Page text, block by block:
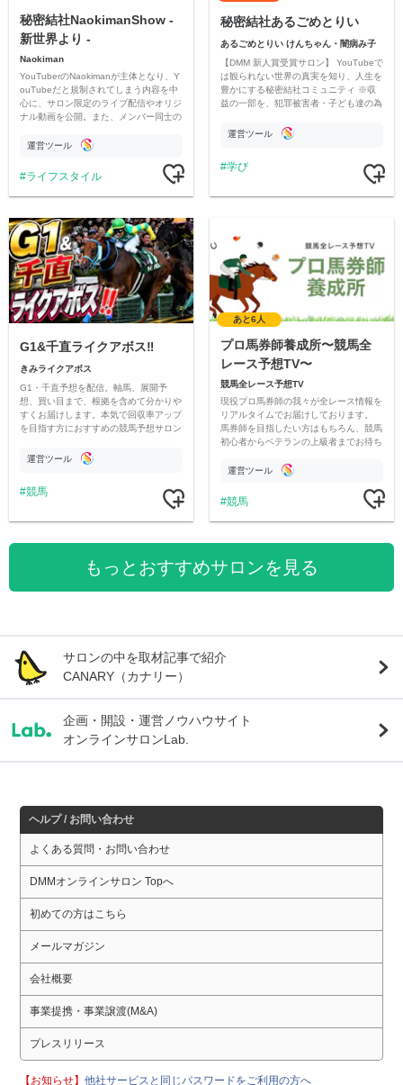
秘密結社NaokimanShow -
新世界より -
Naokiman
YouTuberのNaokimanが主体となり、Y
ouTubeだと規制されてしまう内容を中
心に、サロン限定のライブ配信やオリジ
ナル動画を公開。また、メンバー同士の
ただいています。
運営ツール
ライフスタイル
秘密結社あるごめとりい
あるごめとりい けんちゃん・闇病み子
【DMM 新人賞受賞サロン】 YouTubeで
は観られない世界の真実を知り、人生を
豊かにする秘密結社コミュニティ ※収
益の一部を、犯罪被害者・子ども達の為
す運営ツール
学び
G1&千直ライクアボス‼️
きみライクアボス
G1・千直予想を配信。軸馬、展開予
想、買い目まで、根拠を含めて分かりや
すくお届けします。本気で回収率アップ
を目指す方におすすめの競馬予想サロン
運営ツール
競馬
あと6人
プロ馬券師養成所〜競馬全
レース予想TV〜
競馬全レース予想TV
現役プロ馬券師の我々が全レース情報を
リアルタイムでお届けしております。
馬券師を目指したい方はもちろん、競馬
初心者からベテランの上級者までお待ち
運営ツール
競馬
もっとおすすめサロンを見る
サロンの中を取材記事で紹介
CANARY（カナリー）
企画・開設・運営ノウハウサイト
オンラインサロンLab.
ヘルプ / お問い合わせ
よくある質問・お問い合わせ
DMMオンラインサロン Topへ
初めての方はこちら
メールマガジン
会社概要
事業提携・事業譲渡(M&A)
プレスリリース
【お知らせ】他社サービスと同じパスワードをご利用の方へ